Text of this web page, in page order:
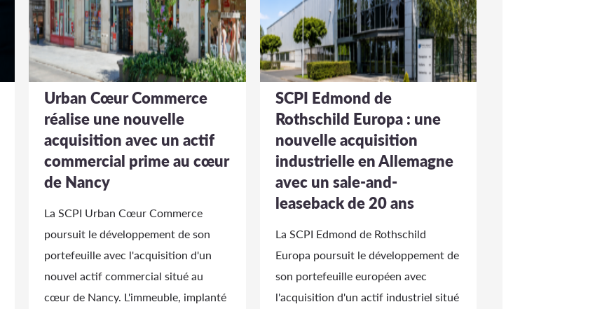
Urban Cœur Commerce
réalise une nouvelle
acquisition avec un actif
commercial prime au cœur
de Nancy
La SCPI Urban Cœur Commerce
poursuit le développement de son
portefeuille avec l'acquisition d'un
nouvel actif commercial situé au
cœur de Nancy. L'immeuble, implanté
SCPI Edmond de
Rothschild Europa : une
nouvelle acquisition
industrielle en Allemagne
avec un sale-and-
leaseback de 20 ans
La SCPI Edmond de Rothschild
Europa poursuit le développement de
son portefeuille européen avec
l'acquisition d'un actif industriel situé